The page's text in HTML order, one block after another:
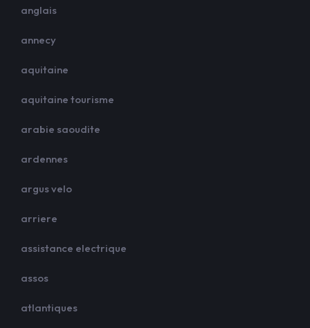
anglais
annecy
aquitaine
aquitaine tourisme
arabie saoudite
ardennes
argus velo
arriere
assistance electrique
assos
atlantiques